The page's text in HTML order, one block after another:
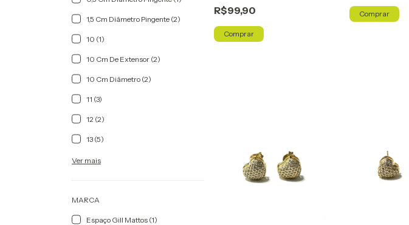
1,5 Cm Diâmetro Pingente (2)
10 (1)
10 Cm De Extensor (2)
10 Cm Diâmetro (2)
11 (3)
12 (2)
13 (5)
Ver mais
MARCA
Espaço Gill Mattos (1)
R$99,90
Comprar
Comprar